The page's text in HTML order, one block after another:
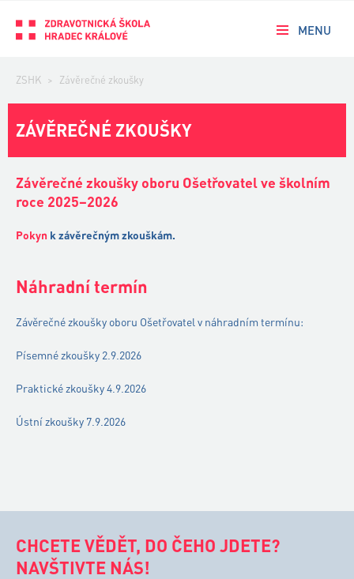
MENU
ZSHK > Závěrečné zkoušky
ZÁVĚREČNÉ ZKOUŠKY
Závěrečné zkoušky oboru Ošetřovatel ve školním
roce 2025–2026
Pokyn k závěrečným zkouškám.
Náhradní termín
Závěrečné zkoušky oboru Ošetřovatel v náhradním termínu:
Písemné zkoušky 2.9.2026
Praktické zkoušky 4.9.2026
Ústní zkoušky 7.9.2026
CHCETE VĚDĚT, DO ČEHO JDETE?
NAVŠTIVTE NÁS!